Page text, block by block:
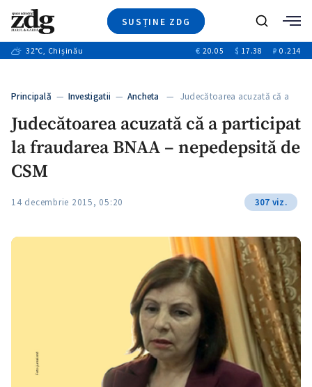
SUSȚINE ZDG
Ştiri
+12
Video
Special
Blog
Caută
32°C, Chișinău € 20.05 $ 17.38 ₽ 0.214
Principală — Investigatii — Ancheta
— Judecătoarea acuzată că a
Judecătoarea acuzată că a participat
la fraudarea BNAA – nepedepsită de
CSM
14 decembrie 2015, 05:20 307 viz.